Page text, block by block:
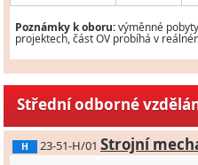
Poznámky k oboru:výměnné
projektech, část OV probíhá v
Střední odborné
H 23-51-H/01 Strojní